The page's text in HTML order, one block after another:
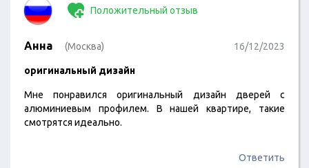
Положительный отзыв
Анна (Москва) 16/12/2023
оригинальный дизайн
Мне понравился оригинальный дизайн дверей с
алюминиевым профилем. В нашей квартире, такие
смотрятся идеально.
Ответить